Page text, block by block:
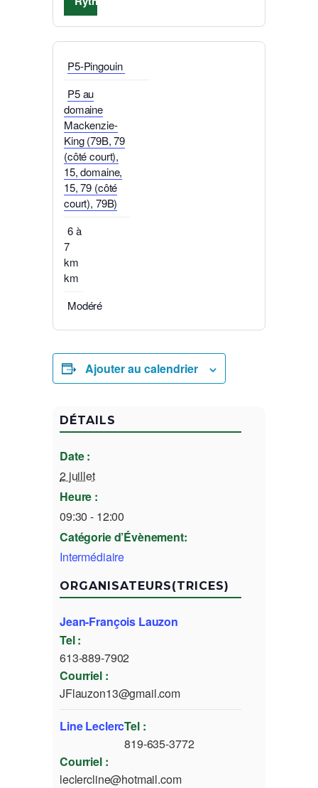
P5-Pingouin
P5 au
domaine
Mackenzie-
King (79B, 79
(côté court),
15, domaine,
15, 79 (côté
court), 79B)
6 à
7
km
km
Modéré
Ajouter au calendrier
DÉTAILS
Date :
2 juillet
Heure :
09:30 - 12:00
Catégorie d’Évènement:
Intermédiaire
ORGANISATEURS(TRICES)
Jean-François Lauzon
Tel :
613-889-7902
Courriel :
JFlauzon13@gmail.com
Line LeclercTel :
819-635-3772
Courriel :
leclercline@hotmail.com